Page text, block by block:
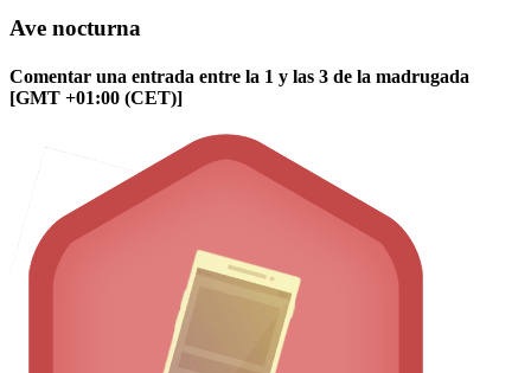
Ave nocturna
Comentar una entrada entre la 1 y las 3 de la madrugada
[GMT +01:00 (CET)]